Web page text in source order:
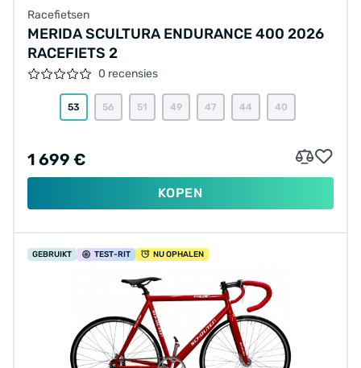
Racefietsen
MERIDA SCULTURA ENDURANCE 400 2026
RACEFIETS 2
0 recensies
53 56 51 49 47 44 40
1 699 €
KOPEN
GEBRUIKT TEST-RIT NU OPHALEN